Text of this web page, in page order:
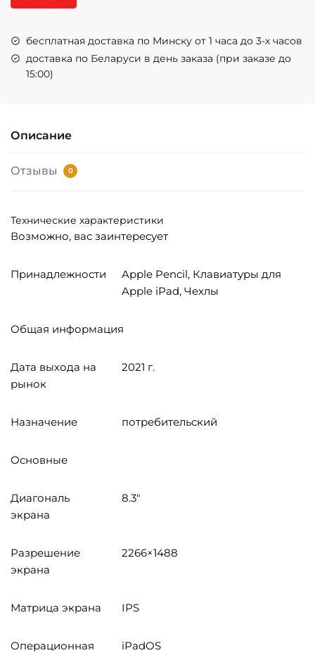
бесплатная доставка по Минску от 1 часа до 3-х часов
доставка по Беларуси в день заказа (при заказе до
15:00)
Описание
Отзывы 0
Технические характеристики
Возможно, вас заинтересует
Принадлежности
Apple Pencil, Клавиатуры для
Apple iPad, Чехлы
Общая информация
Дата выхода на
рынок
2021 г.
Назначение потребительский
Основные
Диагональ
экрана
8.3"
Разрешение
экрана
2266×1488
Матрица экрана IPS
Операционная
iPadOS